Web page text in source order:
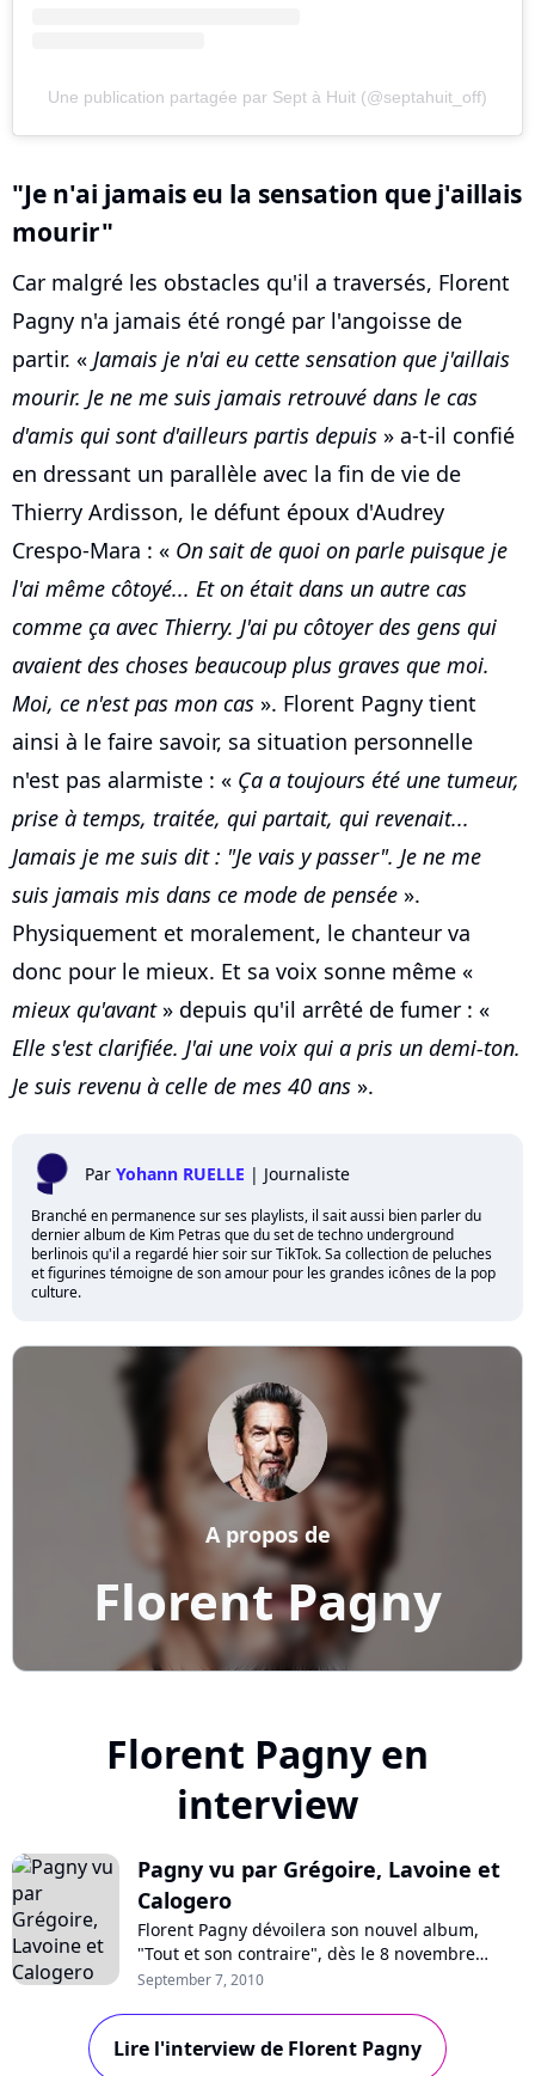
Une publication partagée par Sept à Huit (@septahuit_off)
"Je n'ai jamais eu la sensation que j'aillais
mourir"
Car malgré les obstacles qu'il a traversés, Florent
Pagny n'a jamais été rongé par l'angoisse de
partir. « Jamais je n'ai eu cette sensation que j'aillais
mourir. Je ne me suis jamais retrouvé dans le cas
d'amis qui sont d'ailleurs partis depuis » a-t-il confié
en dressant un parallèle avec la fin de vie de
Thierry Ardisson, le défunt époux d'Audrey
Crespo-Mara : « On sait de quoi on parle puisque je
l'ai même côtoyé... Et on était dans un autre cas
comme ça avec Thierry. J'ai pu côtoyer des gens qui
avaient des choses beaucoup plus graves que moi.
Moi, ce n'est pas mon cas ». Florent Pagny tient
ainsi à le faire savoir, sa situation personnelle
n'est pas alarmiste : « Ça a toujours été une tumeur,
prise à temps, traitée, qui partait, qui revenait...
Jamais je me suis dit : "Je vais y passer". Je ne me
suis jamais mis dans ce mode de pensée ».
Physiquement et moralement, le chanteur va
donc pour le mieux. Et sa voix sonne même «
mieux qu'avant» depuis qu'il arrêté de fumer : «
Elle s'est clarifiée. J'ai une voix qui a pris un demi-ton.
Je suis revenu à celle de mes 40 ans ».
Par Yohann RUELLE | Journaliste
Branché en permanence sur ses playlists, il sait aussi bien parler du
dernier album de Kim Petras que du set de techno underground
berlinois qu'il a regardé hier soir sur TikTok. Sa collection de peluches
et figurines témoigne de son amour pour les grandes icônes de la pop
culture.
Florent Pagny
A propos de
Florent Pagny en
interview
Pagny vu par Grégoire, Lavoine et
Calogero
Florent Pagny dévoilera son nouvel album,
"Tout et son contraire", dès le 8 novembre
prochain. Un disque sur lequel collaborent
Attal, Vincent Baguian, Daran, John Mamann,
mais aussi Grégoire, Marc Lavoine, et Calogero
September 7, 2010
Lire l'interview de Florent Pagny